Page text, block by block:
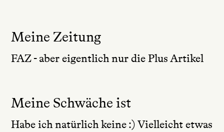
Meine Zeitung
FAZ - aber eigentlich nur die Plus Artikel
Meine Schwäche ist
Habe ich natürlich keine :) Vielleicht etwas